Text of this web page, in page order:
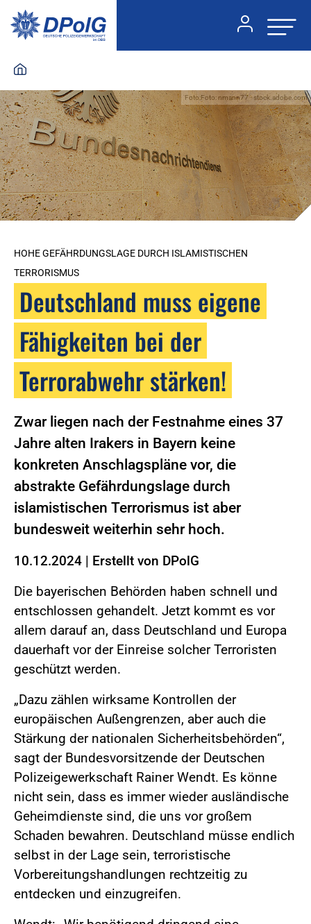
Foto:Foto: nmann77 - stock.adobe.com
HOHE GEFÄHRDUNGSLAGE DURCH ISLAMISTISCHEN
TERRORISMUS
Deutschland muss eigene
Fähigkeiten bei der
Terrorabwehr stärken!
Zwar liegen nach der Festnahme eines 37
Jahre alten Irakers in Bayern keine
konkreten Anschlagspläne vor, die
abstrakte Gefährdungslage durch
islamistischen Terrorismus ist aber
bundesweit weiterhin sehr hoch.
10.12.2024 | Erstellt von DPolG
Die bayerischen Behörden haben schnell und
entschlossen gehandelt. Jetzt kommt es vor
allem darauf an, dass Deutschland und Europa
dauerhaft vor der Einreise solcher Terroristen
geschützt werden.
„Dazu zählen wirksame Kontrollen der
europäischen Außengrenzen, aber auch die
Stärkung der nationalen Sicherheitsbehörden“,
sagt der Bundesvorsitzende der Deutschen
Polizeigewerkschaft Rainer Wendt. Es könne
nicht sein, dass es immer wieder ausländische
Geheimdienste sind, die uns vor großem
Schaden bewahren. Deutschland müsse endlich
selbst in der Lage sein, terroristische
Vorbereitungshandlungen rechtzeitig zu
entdecken und einzugreifen.